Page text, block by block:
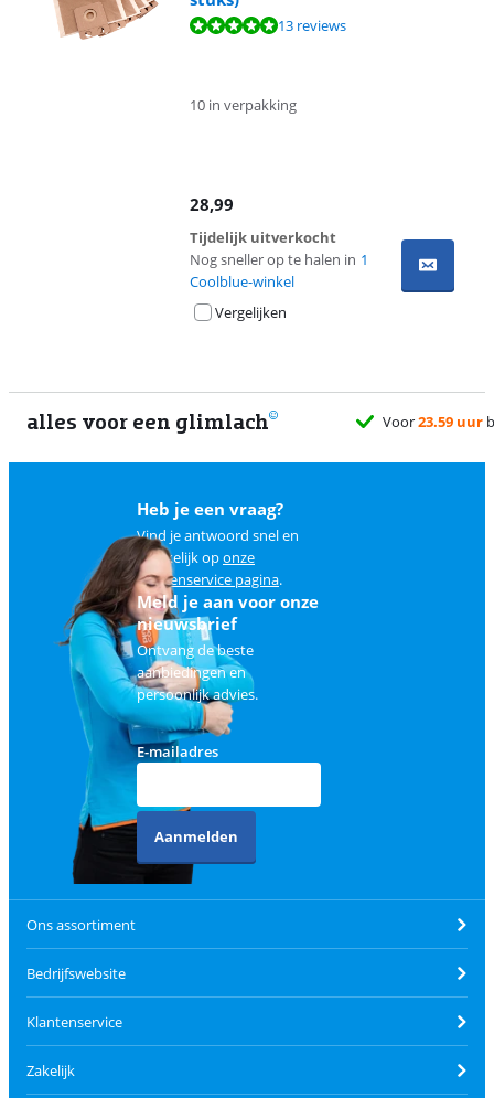
Beoordeling is 9,6 van de 10, gebaseerd op 13 reviews.
13 reviews
10 in verpakking
28,99
Tijdelijk uitverkocht
Nog sneller op te halen in 1
Coolblue-winkel
Vergelijken
alles voor een glimlach
uurbesteld, morgengratisbezorgd
Heb je een vraag?
Vind je antwoord snel en
makkelijk oponze
klantenservice pagina.
Meld je aan voor onze
nieuwsbrief
Ontvang de beste
aanbiedingen en
persoonlijk advies.
E-mailadres
Aanmelden
Ons assortiment
Bedrijfswebsite
Klantenservice
Zakelijk